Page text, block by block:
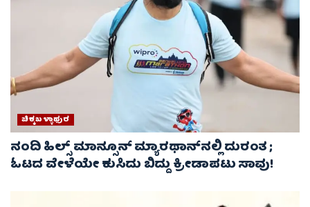
ಚಿಕ್ಕಬಳ್ಳಾಫುರ
ನಂದಿ ಹಿಲ್ಸ್ ಮಾನ್ಸೂನ್ ಮ್ಯಾರಥಾನ್‌ನಲ್ಲಿ ದುರಂತ ;
ಓಟದ ವೇಳೆಯೇ ಕುಸಿದು ಬಿದ್ದು ಕ್ರೀಡಾಪಟು ಸಾವು!